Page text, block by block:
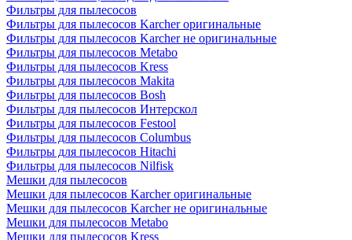
Фильтры для пылесосов
Фильтры для пылесосов Karcher оригинальные
Фильтры для пылесосов Karcher не оригинальные
Фильтры для пылесосов Metabo
Фильтры для пылесосов Kress
Фильтры для пылесосов Makita
Фильтры для пылесосов Bosh
Фильтры для пылесосов Интерскол
Фильтры для пылесосов Festool
Фильтры для пылесосов Columbus
Фильтры для пылесосов Hitachi
Фильтры для пылесосов Nilfisk
Мешки для пылесосов
Мешки для пылесосов Karcher оригинальные
Мешки для пылесосов Karcher не оригинальные
Мешки для пылесосов Metabo
Мешки для пылесосов Kress